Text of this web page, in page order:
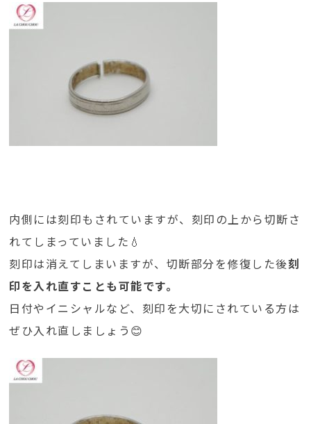
内側には刻印もされていますが、刻印の上から切断さ
れてしまっていました💧
刻印は消えてしまいますが、切断部分を修復した後刻
印を入れ直すことも可能です。
日付やイニシャルなど、刻印を大切にされている方は
ぜひ入れ直しましょう😊